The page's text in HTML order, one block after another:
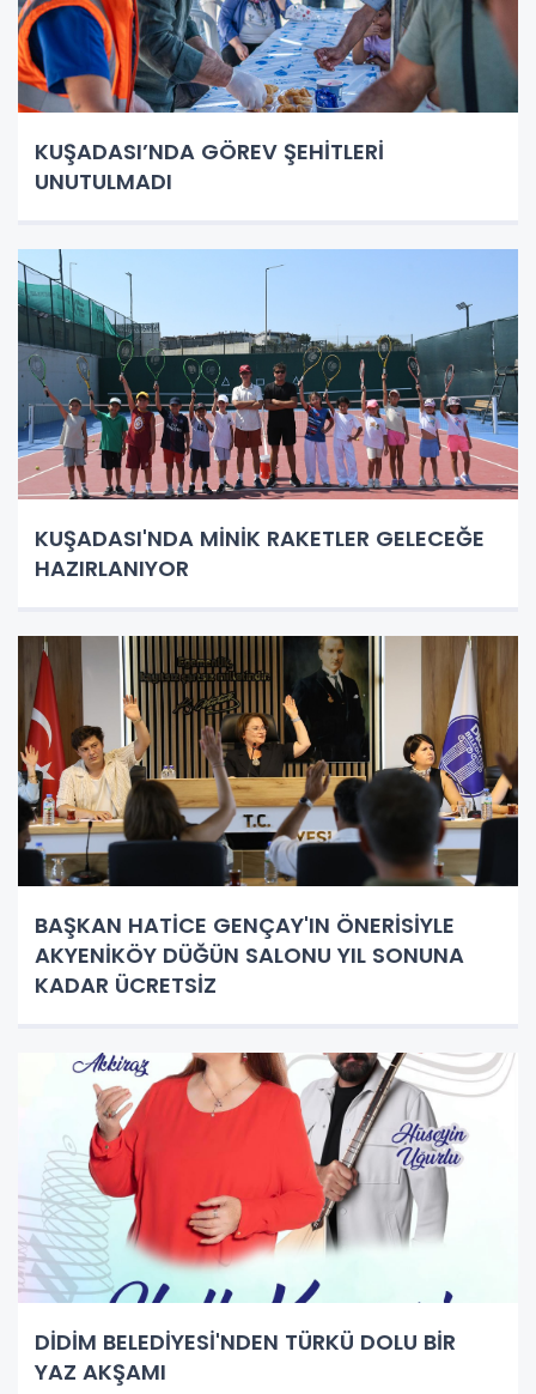
KUŞADASI’NDA GÖREV ŞEHİTLERİ
UNUTULMADI
KUŞADASI'NDA MİNİK RAKETLER GELECEĞE
HAZIRLANIYOR
BAŞKAN HATİCE GENÇAY'IN ÖNERİSİYLE
AKYENİKÖY DÜĞÜN SALONU YIL SONUNA
KADAR ÜCRETSİZ
DİDİM BELEDİYESİ'NDEN TÜRKÜ DOLU BİR
YAZ AKŞAMI